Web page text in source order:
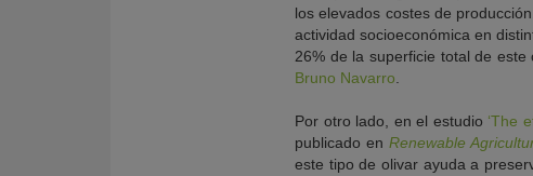
los elevados costes de
actividad socioeconómica en
26% de la superficie total de este
Bruno Navarro
Por otro lado, en el estudio ‘The
publicado en Renewable
este tipo de olivar ayuda a